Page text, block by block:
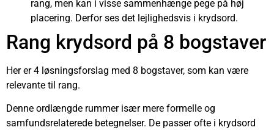
rang, men kan i visse sammenhænge pege på høj
placering. Derfor ses det lejlighedsvis i krydsord.
Rang krydsord på 8 bogstaver
Her er 4 løsningsforslag med 8 bogstaver, som kan være
relevante til rang.
Denne ordlængde rummer især mere formelle og
samfundsrelaterede betegnelser. De passer ofte i krydsord